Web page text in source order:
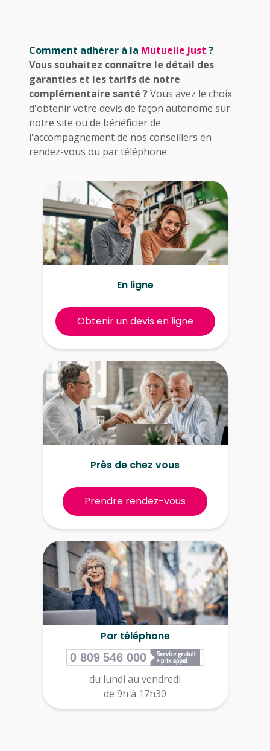
Comment adhérer à la Mutuelle Just ?
Vous souhaitez connaître le détail des
garanties et les tarifs de notre
complémentaire santé ?Vous avez le choix
d'obtenir votre devis de façon autonome sur
notre site ou de bénéficier de
l'accompagnement de nos conseillers en
rendez-vous ou par téléphone.
En ligne
Obtenir un devis en ligne
Près de chez vous
Prendre rendez-vous
Par téléphone
du lundi au vendredi
de 9h à 17h30